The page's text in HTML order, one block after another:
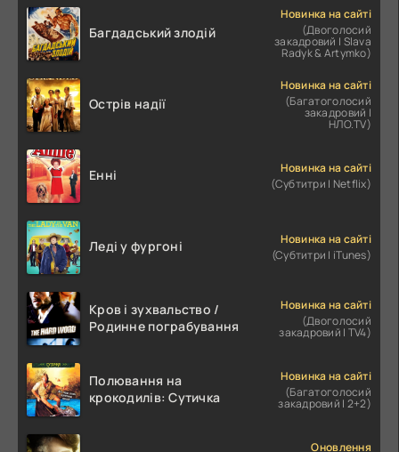
Багдадський злодій
Новинка на сайті
(Двоголосий
закадровий | Slava
Radyk & Artymko)
Острів надії
Новинка на сайті
(Багатоголосий
закадровий |
НЛО.TV)
Енні
Новинка на сайті
(Субтитри | Netflix)
Леді у фургоні
Новинка на сайті
(Субтитри | iTunes)
Кров і зухвальство /
Родинне пограбування
Новинка на сайті
(Двоголосий
закадровий | TV4)
Полювання на
крокодилів: Сутичка
Новинка на сайті
(Багатоголосий
закадровий | 2+2)
Оновлення